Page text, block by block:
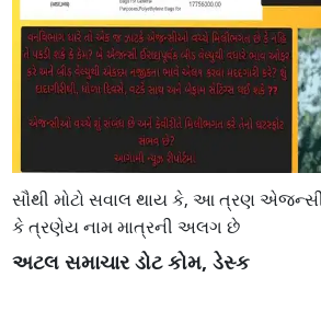
સૌથી મોટો સવાલ થાય કે, આ ત્રણ
કે ત્રણેય નામ માત્રની અલગ છે
અટલ સમાચાર ડોટ કોમ, ડેસ્ક